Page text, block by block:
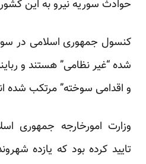
حوادث سوریه نیرو به این
کنسول جمهوری اسلامی در
شده “غیر نظامی” هستند و
و اقدامی سوخته” مرتکب شده
وزارت امورخارجه جمهوری
تایید کرده بود که یازده